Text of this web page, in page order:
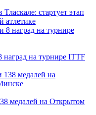
стартует этап
атлетике
наград на турнире ITTF
медалей на Открытом